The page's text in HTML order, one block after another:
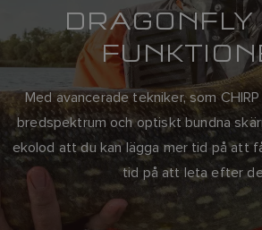
Med avancerade tekniker, som
bredspektrum och optiskt bundna
ekolod att du kan lägga mer tid på att
tid på att leta efter